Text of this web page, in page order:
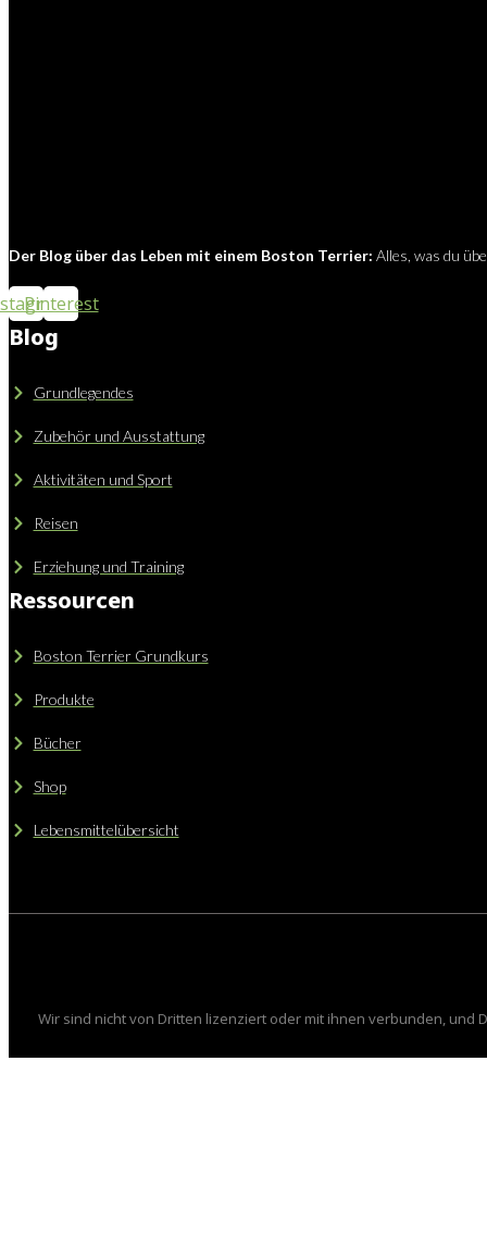
Der Blog über das Leben mit einem Boston Terrier: Alles, was du
Pinterest
Blog
Grundlegendes
Zubehör und Ausstattung
Aktivitäten und Sport
Reisen
Erziehung und Training
Ressourcen
Boston Terrier Grundkurs
Produkte
Bücher
Shop
Lebensmittelübersicht
Wir sind nicht von Dritten lizenziert oder mit ihnen verbunden,